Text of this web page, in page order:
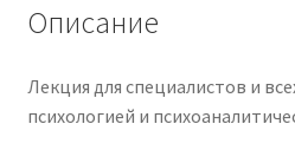
Описание
Лекция для специалистов и
психологией и